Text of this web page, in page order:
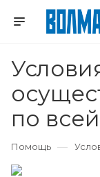
по
Помощь —